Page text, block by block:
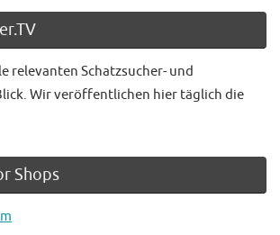
relevanten Schatzsucher- und
Wir veröffentlichen hier täglich die
Shops